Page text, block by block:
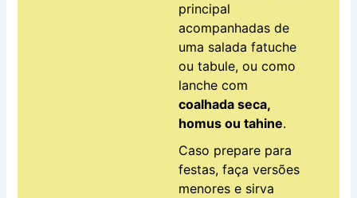
principal
acompanhadas de
uma salada fatuche
ou tabule, ou como
lanche com
coalhada seca,
homus ou tahine.
Caso prepare para
festas, faça versões
menores e sirva